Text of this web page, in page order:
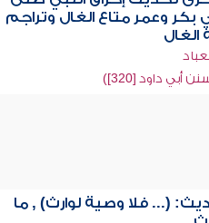
بكر وعمر متاع الغال وتراجم
الغال
داود [320])
(... فلا وصية لوارث) , ما